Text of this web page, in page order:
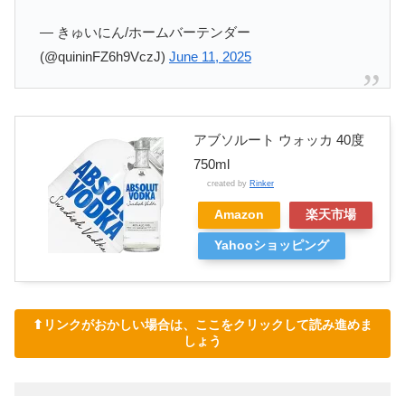
— きゅいにん/ホームバーテンダー
(@quininFZ6h9VczJ) June 11, 2025
アブソルート ウォッカ 40度
750ml
created by Rinker
Amazon 楽天市場
Yahooショッピング
⬆︎リンクがおかしい場合は、ここをクリックして読み進めま
しょう